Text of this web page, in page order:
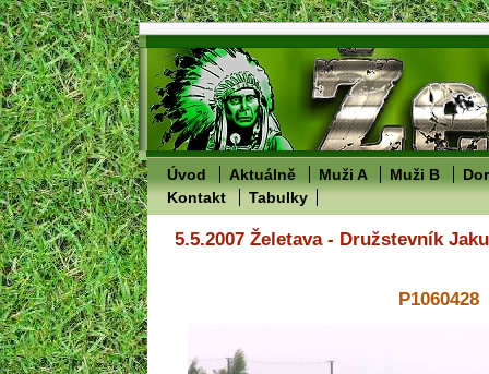
Úvod Aktuálně Muži A Muži B
Kontakt
Tabulky
5.5.2007 Želetava - Družstevník
P1060428